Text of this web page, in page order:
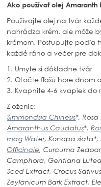
Ako používať olej Amaranth
Používajteolej na tvár
nahrádza krém, ale môže
krémom. Postupujte podľa
každé ráno a večer pre
1. Umyte si dôkladne tvár
2. Otočte fľašu hore dnom
3. Kvapnite 4-6 kvapiek
Zloženie:
Simmondsia Chinesis*,
Amaranthus Caudatus*,
mag Water, Konopa siata*,
Officinale, Curcuma
Camphora, Gentiana
Seed Extract, Crocus
Zeylanicum Bark Extract,